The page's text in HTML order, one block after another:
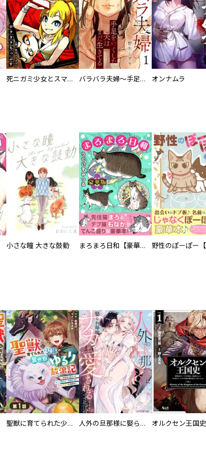
死ニガミ少女とスマホ神 バラバラ夫婦～手足をなくした夫はまだ生きてる オンナムラ
小さな瞳 大きな鼓動 まろまろ日和【豪華版】
聖獣に育てられた少年の異世界ゆるり放浪記～神様からもらったチート魔法で、仲間たちとスローライフを満喫中～【分冊版】 人外の旦那様に娶られ毎晩ナカまで愛される…。アンソロジー オルクセン王国史